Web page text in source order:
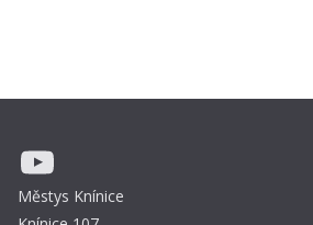
YouTube
Městys Knínice